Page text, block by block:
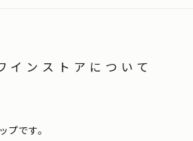
インストアについて
プです。